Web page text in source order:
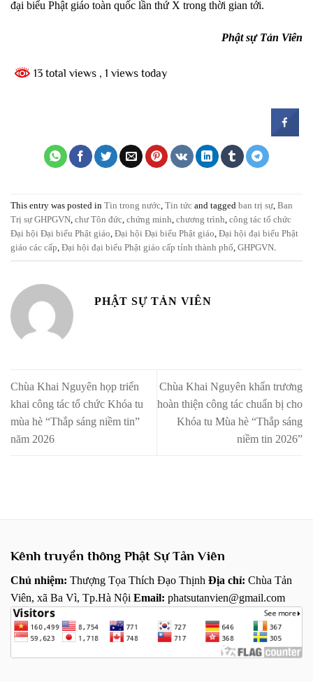
đại biểu Phật giáo toàn quốc lần thứ X trong thời gian tới.
Phật sự Tản Viên
13 total views , 1 views today
This entry was posted in Tin trong nước, Tin tức and tagged ban trị sự, Ban
Trị sự GHPGVN, chư Tôn đức, chứng minh, chương trình, công tác tổ chức
Đại hội Đại biểu Phật giáo, Đại hội Đại biểu Phật giáo, Đại hội đại biểu Phật
giáo các cấp, Đại hội đại biểu Phật giáo cấp tỉnh thành phố, GHPGVN.
PHẬT SỰ TẢN VIÊN
Chùa Khai Nguyên họp triển
khai công tác tổ chức Khóa tu
mùa hè “Thắp sáng niềm tin”
năm 2026
Chùa Khai Nguyên khẩn trương
hoàn thiện công tác chuẩn bị cho
Khóa tu Mùa hè “Thắp sáng
niềm tin 2026”
Kênh truyền thông Phật Sự Tản Viên
Chủ nhiệm: Thượng Tọa Thích Đạo Thịnh Địa chỉ: Chùa Tản
Viên, xã Ba Vì, Tp.Hà Nội Email: phatsutanvien@gmail.com